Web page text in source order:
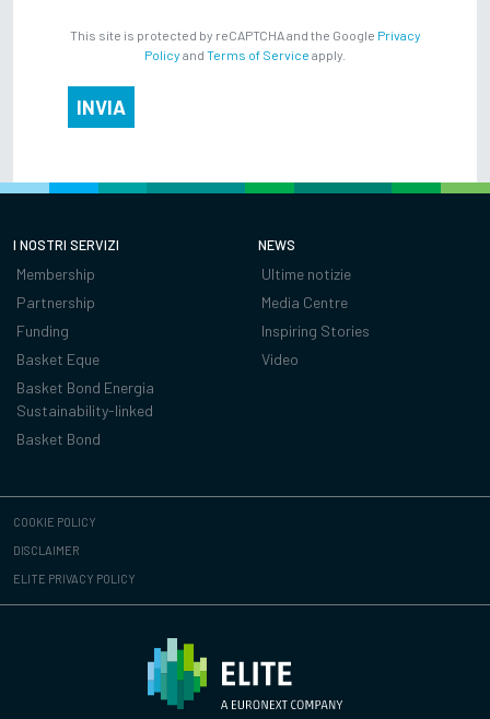
This site is protected by reCAPTCHA and the Google Privacy
Policy and Terms of Service apply.
INVIA
I NOSTRI SERVIZI
Membership
Partnership
Funding
Basket Eque
Basket Bond Energia
Sustainability-linked
Basket Bond
NEWS
Ultime notizie
Media Centre
Inspiring Stories
Video
COOKIE POLICY
DISCLAIMER
ELITE PRIVACY POLICY